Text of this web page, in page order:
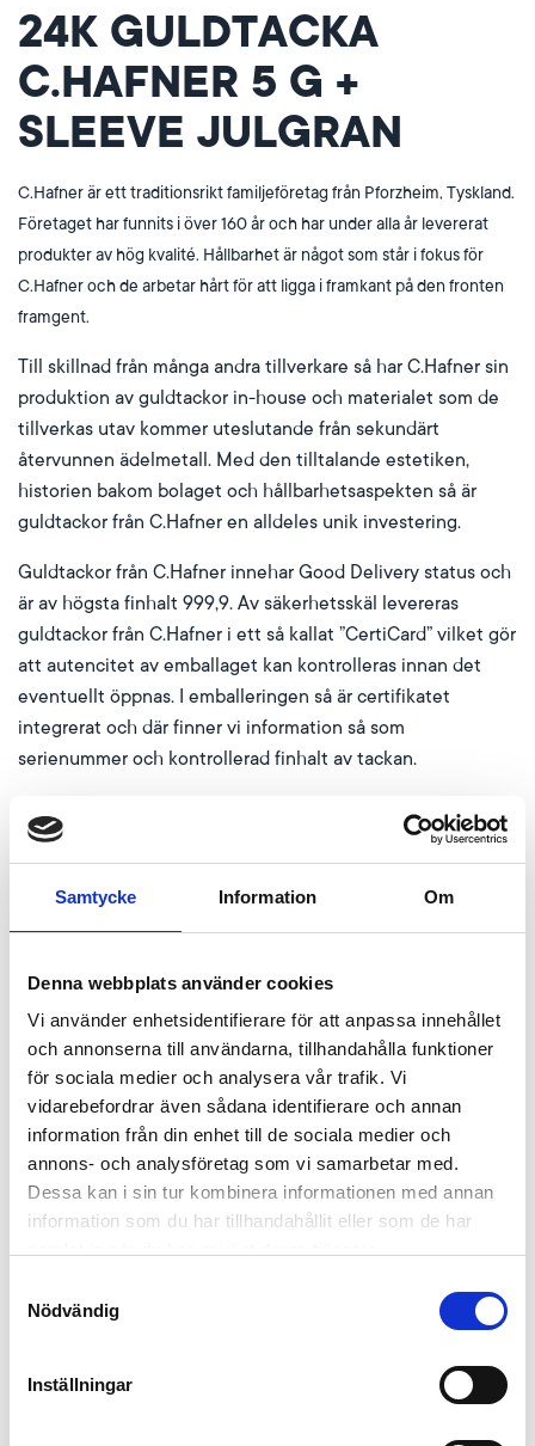
Samtycke Information Om
Denna webbplats använder cookies
Vi använder enhetsidentifierare för att anpassa innehållet
och annonserna till användarna, tillhandahålla funktioner
för sociala medier och analysera vår trafik. Vi
vidarebefordrar även sådana identifierare och annan
information från din enhet till de sociala medier och
annons- och analysföretag som vi samarbetar med.
Dessa kan i sin tur kombinera informationen med annan
information som du har tillhandahållit eller som de har
Nödvändig
Inställningar
24K GULDTACKA
C.HAFNER 5 G +
SLEEVE JULGRAN
C.Hafner är ett traditionsrikt familjeföretag från Pforzheim, Tyskland.
Företaget har funnits i över 160 år och har under alla år levererat
produkter av hög kvalité. Hållbarhet är något som står i fokus för
C.Hafner och de arbetar hårt för att ligga i framkant på den fronten
framgent.
Till skillnad från många andra tillverkare så har C.Hafner sin
produktion av guldtackor in-house och materialet som de
tillverkas utav kommer uteslutande från sekundärt
återvunnen ädelmetall. Med den tilltalande estetiken,
historien bakom bolaget och hållbarhetsaspekten så är
guldtackor från C.Hafner en alldeles unik investering.
Guldtackor från C.Hafner innehar Good Delivery status och
är av högsta finhalt 999,9. Av säkerhetsskäl levereras
guldtackor från C.Hafner i ett så kallat ”CertiCard” vilket gör
att autencitet av emballaget kan kontrolleras innan det
eventuellt öppnas. I emballeringen så är certifikatet
integrerat och där finner vi information så som
serienummer och kontrollerad finhalt av tackan.
Garanterad finhalt om 999,9
Good Delivery status utfärdat av LBMA
Etiskt och ekologiskt framtagen
Estetiskt tilltalande
Guldtackan levereras med tillhörande sleeve
Våra sleeves är vikta kort i A6-format, designade för att
elegant presentera din guldtacka. Guldtackan fästs enkelt
genom de förskurna slitsarna och syns direkt på framsidan
genom ett utstansat fönster. Kortet passar till våra
7.281 kr